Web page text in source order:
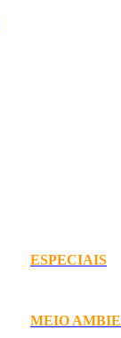
ESPECIAIS
MEIO